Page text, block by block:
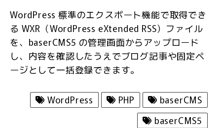
WordPress 標準のエクスポート機能で取得でき
る WXR（WordPress eXtended RSS）ファイル
を、baserCMS5 の管理画面からアップロード
し、内容を確認したうえでブログ記事や固定ペ
ージとして一括登録できます。
WordPress PHP
baserCMS
baserCMS5